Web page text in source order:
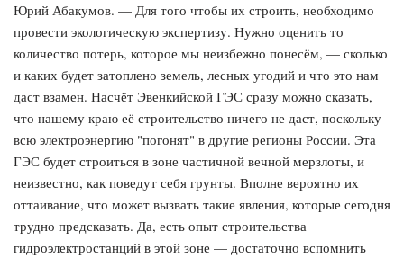
Юрий Абакумов. — Для того чтобы их строить, необходимо
провести экологическую экспертизу. Нужно оценить то
количество потерь, которое мы неизбежно понесём, — сколько
и каких будет затоплено земель, лесных угодий и что это нам
даст взамен. Насчёт Эвенкийской ГЭС сразу можно сказать,
что нашему краю её строительство ничего не даст, поскольку
всю электроэнергию "погонят" в другие регионы России. Эта
ГЭС будет строиться в зоне частичной вечной мерзлоты, и
неизвестно, как поведут себя грунты. Вполне вероятно их
оттаивание, что может вызвать такие явления, которые сегодня
трудно предсказать. Да, есть опыт строительства
гидроэлектростанций в этой зоне — достаточно вспомнить